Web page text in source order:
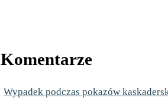
Komentarze
Wypadek podczas pokazów